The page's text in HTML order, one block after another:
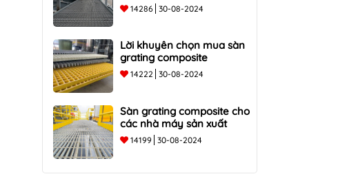
14286 30-08-2024
Lời khuyên chọn mua sàn
grating composite
14222 30-08-2024
Sàn grating composite cho
các nhà máy sản xuất
14199 30-08-2024